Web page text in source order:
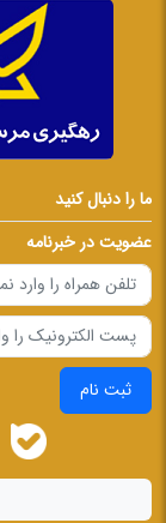
ما را دنبال کنید
عضویت در خبرنامه
ثبت نام